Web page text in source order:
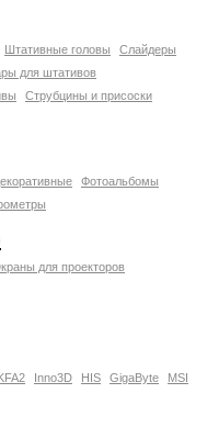
Штативные головы
Слайдеры
для штативов
Струбцины и присоски
Фотоальбомы
для проекторов
Inno3D HIS GigaByte
MSI